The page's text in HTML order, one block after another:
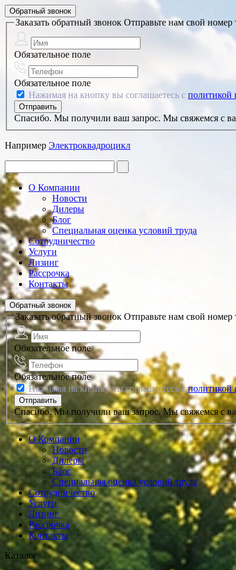
Обратный звонок
Заказать обратный звонок Отправьте нам свой
Обязательное поле
Обязательное поле
Нажимая на кнопку вы соглашаетесь с политикой
Спасибо. Мы получили ваш запрос. Мы свяжемся с
Например Электроквадроцикл
О Компании
Новости
Дилеры
Блог
Специальная оценка условий труда
Сотрудничество
Услуги
Лизинг
Рассрочка
Контакты
Обратный звонок
Заказать обратный звонок Отправьте нам свой
Обязательное поле
Обязательное поле
Нажимая на кнопку вы соглашаетесь сполитикой
Спасибо. Мы получили ваш запрос. Мы свяжемся с
О Компании
Новости
Дилеры
Блог
Специальная оценка условий труда
Сотрудничество
Услуги
Лизинг
Рассрочка
Контакты
Каталог